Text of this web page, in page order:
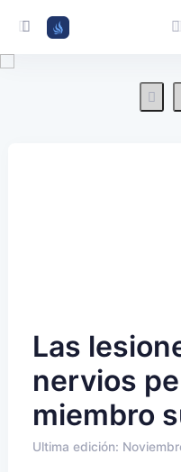
Las
nervios
miembro
Ultima edición: